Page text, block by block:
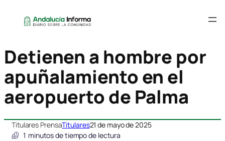
Detienen a hombre por
apuñalamiento en el
aeropuerto de Palma
Titulares PrensaTitulares21 de mayo de 2025
1 minutos de tiempo de lectura